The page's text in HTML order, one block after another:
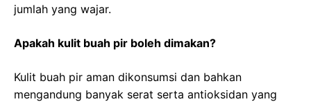
jumlah yang wajar.
Apakah kulit buah pir boleh dimakan?
Kulit buah pir aman dikonsumsi dan bahkan
mengandung banyak serat serta antioksidan yang